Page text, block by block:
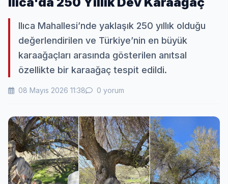
Ilıca Mahallesi’nde yaklaşık 250 yıllık olduğu
değerlendirilen ve Türkiye’nin en büyük
karaağaçları arasında gösterilen anıtsal
özellikte bir karaağaç tespit edildi.
08 Mayıs 2026 11:38 0 yorum